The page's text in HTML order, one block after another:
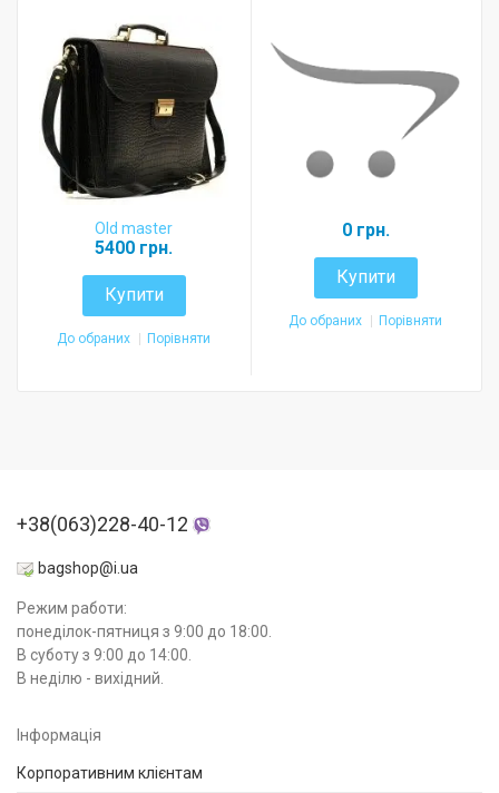
Old master
5400 грн.
Купити
До обраних Порівняти
0 грн.
Купити
До обраних Порівняти
+38(063)228-40-12
bagshop@i.ua
Режим работи:
понеділок-пятниця з 9:00 до 18:00.
В суботу з 9:00 до 14:00.
В неділю - вихідний.
Інформація
Корпоративним клієнтам